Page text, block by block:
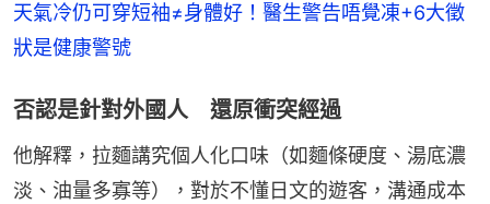
天氣冷仍可穿短袖≠身體好！醫生警告唔覺凍+6大徵
狀是健康警號
否認是針對外國人 還原衝突經過
他解釋，拉麵講究個人化口味（如麵條硬度、湯底濃
淡、油量多寡等），對於不懂日文的遊客，溝通成本